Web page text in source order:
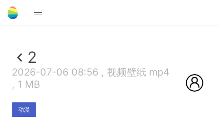
2
2026-07-06 08:56 , 视频壁纸 mp4
, 1 MB
动漫